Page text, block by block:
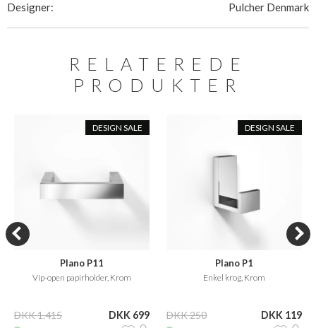
Designer:
Pulcher Denmark
RELATEREDE
PRODUKTER
DESIGN SALE
Plano P11
Vip-open papirholder, Krom
DKK 1.415 DKK 699
DESIGN SALE
Plano P1
Enkel krog, Krom
DKK 250 DKK 119